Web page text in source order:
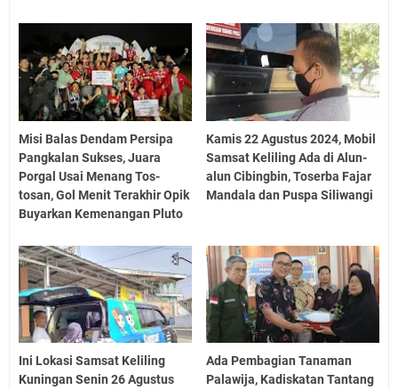
Misi Balas Dendam Persipa
Pangkalan Sukses, Juara
Porgal Usai Menang Tos-
tosan, Gol Menit Terakhir Opik
Buyarkan Kemenangan Pluto
Kamis 22 Agustus 2024, Mobil
Samsat Keliling Ada di Alun-
alun Cibingbin, Toserba Fajar
Mandala dan Puspa Siliwangi
Ini Lokasi Samsat Keliling
Kuningan Senin 26 Agustus
Ada Pembagian Tanaman
Palawija, Kadiskatan Tantang